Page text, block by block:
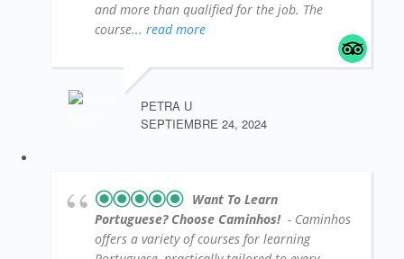
and more than qualified for the job. The
course... read more
PETRA U
SEPTIEMBRE 24, 2024
Want To Learn
Portuguese? Choose Caminhos! - Caminhos
offers a variety of courses for learning